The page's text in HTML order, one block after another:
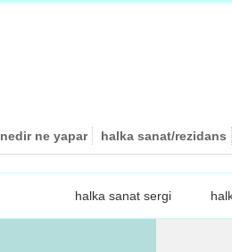
nedir ne yapar halka sanat/rezidans
halka sanat sergi